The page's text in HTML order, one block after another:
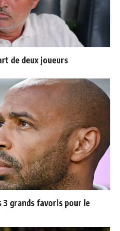
de deux joueurs
3 grands favoris pour le